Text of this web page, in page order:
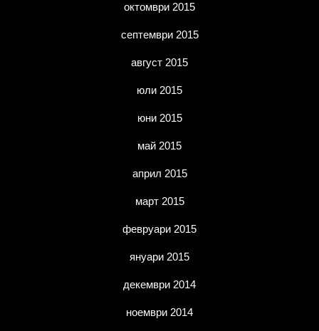
октомври 2015
септември 2015
август 2015
юли 2015
юни 2015
май 2015
април 2015
март 2015
февруари 2015
януари 2015
декември 2014
ноември 2014